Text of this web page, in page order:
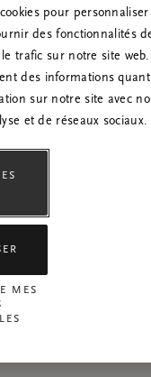
si le problème
pour
des fonctionnalités
le trafic sur notre site
des informations quant
sur notre site avec
et de réseaux sociaux.
MES